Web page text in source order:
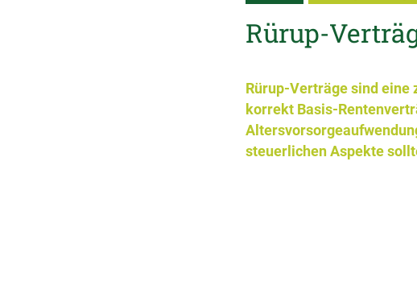
Rürup-
Rürup-Verträge sind
korrekt Basis-
steuerlichen Aspekte